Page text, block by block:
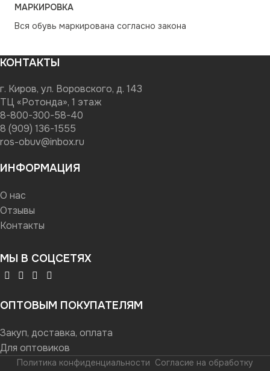
МАРКИРОВКА
Вся обувь маркирована согласно закона
КОНТАКТЫ
г. Киров, ул. Воровского, д. 143
ТЦ «Ротонда», 1 этаж
8-800-300-58-40
8 (909) 136-1555
ros-obuv@inbox.ru
ИНФОРМАЦИЯ
О нас
Отзывы
Контакты
МЫ В СОЦСЕТЯХ
ОПТОВЫМ ПОКУПАТЕЛЯМ
Закуп, доставка, оплата
Для оптовиков
Политика конфиденциальности Согласие на обработку